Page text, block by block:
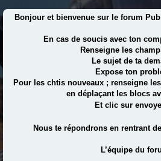
Bonjour et bienvenue sur le forum
En cas de soucis avec ton
Renseigne les
Le sujet de ta
Expose ton
Pour les chtis nouveaux ; renseigne
en déplaçant les blocs
Et clic sur
Nous te répondrons en rentrant
L’équipe du